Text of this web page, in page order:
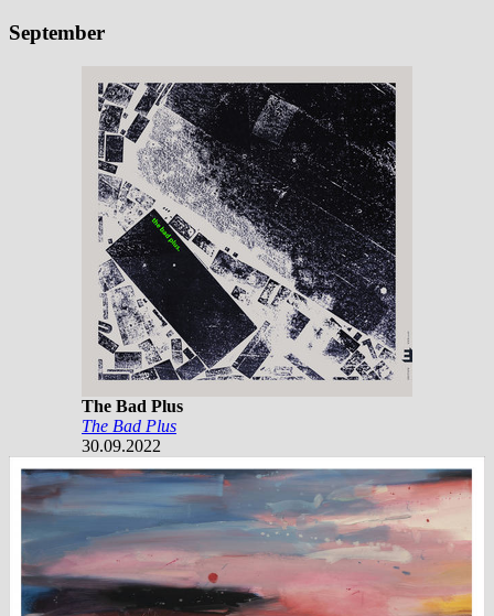
September
The Bad Plus
The Bad Plus
30.09.2022